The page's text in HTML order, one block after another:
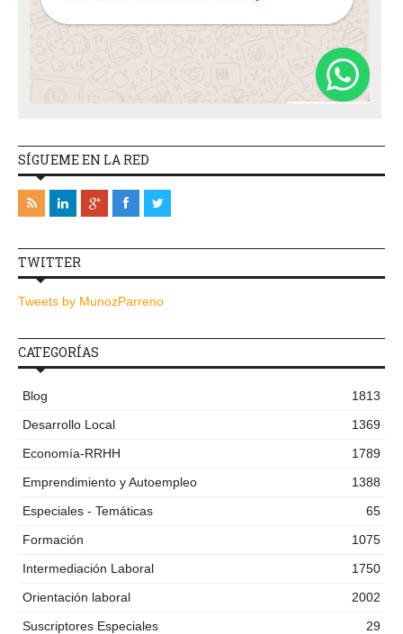
SÍGUEME EN LA RED
TWITTER
Tweets by MunozParreno
CATEGORÍAS
Blog
1813
Desarrollo Local
1369
Economía-RRHH
1789
Emprendimiento y Autoempleo
1388
Especiales - Temáticas
65
Formación
1075
Intermediación Laboral
1750
Orientación laboral
2002
Suscriptores Especiales
29